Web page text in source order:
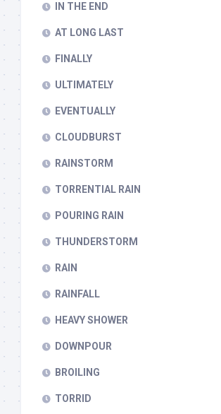
IN THE END
AT LONG LAST
FINALLY
ULTIMATELY
EVENTUALLY
CLOUDBURST
RAINSTORM
TORRENTIAL RAIN
POURING RAIN
THUNDERSTORM
RAIN
RAINFALL
HEAVY SHOWER
DOWNPOUR
BROILING
TORRID